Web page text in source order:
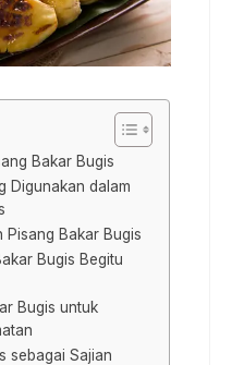
Bakar Bugis
Digunakan dalam
Pisang Bakar Bugis
Bugis Begitu
Bugis untuk
sebagai Sajian